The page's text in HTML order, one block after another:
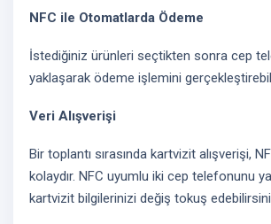
NFC ile Otomatlarda Ödeme
İstediğiniz ürünleri seçtikten sonra cep
yaklaşarak ödeme işlemini
Veri Alışverişi
Bir toplantı sırasında kartvizit alışverişi,
kolaydır. NFC uyumlu iki cep telefonunu
kartvizit bilgilerinizi değiş tokuş